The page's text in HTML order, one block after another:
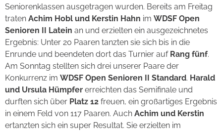
Seniorenklassen ausgetragen wurden. Bereits am Freitag
traten Achim Hobl und Kerstin Hahn im WDSF Open
Senioren II Latein an und erzielten ein ausgezeichnetes
Ergebnis: Unter 20 Paaren tanzten sie sich bis in die
Enrunde und beendeten dort das Turnier auf Rang fünf.
Am Sonntag stellten sich drei unserer Paare der
Konkurrenz im WDSF Open Senioren II Standard. Harald
und Ursula Hümpfer erreichten das Semifinale und
durften sich über Platz 12 freuen, ein großartiges Ergebnis
in einem Feld von 117 Paaren. Auch Achim und Kerstin
ertanzten sich ein super Resultat. Sie erzielten im